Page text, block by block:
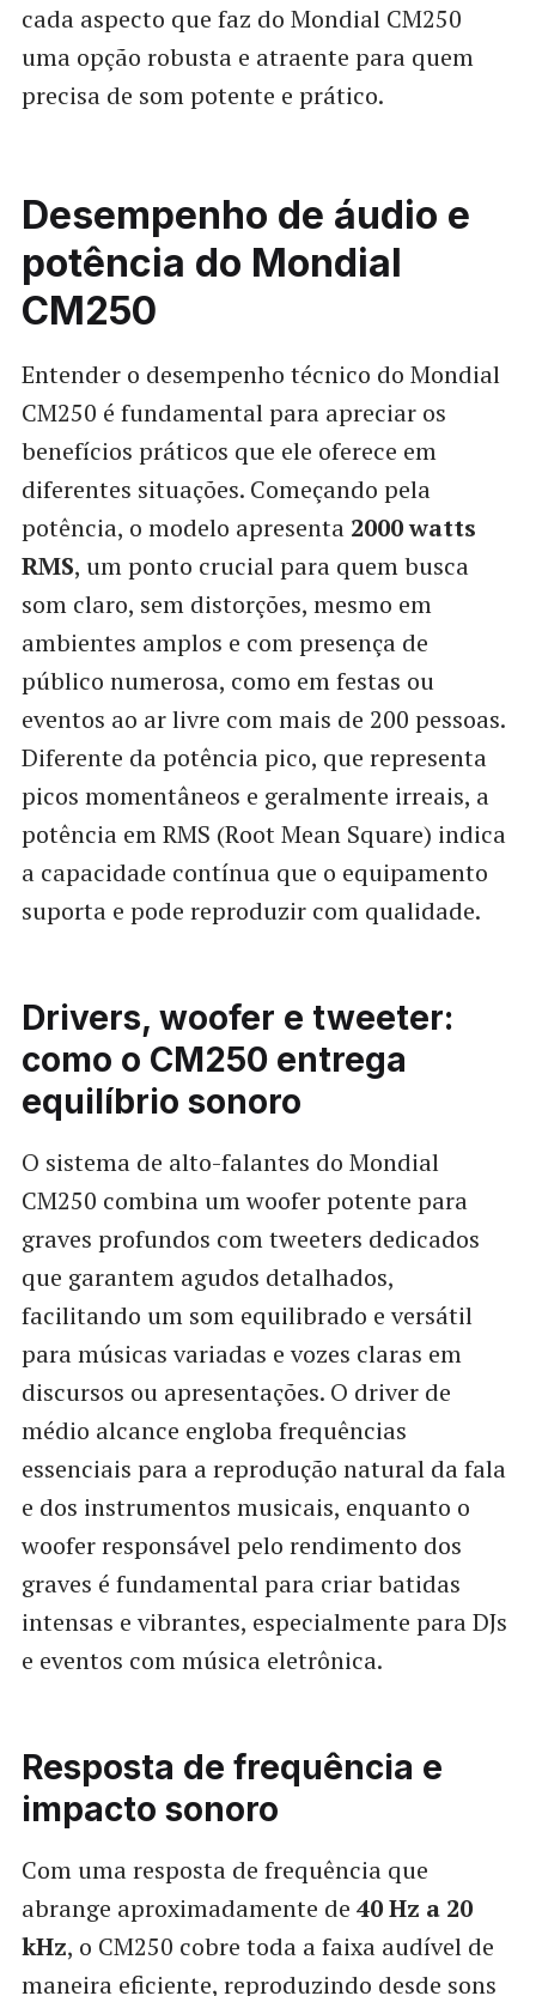
cada aspecto que faz do Mondial CM250
uma opção robusta e atraente para quem
precisa de som potente e prático.
Desempenho de áudio e
potência do Mondial
CM250
Entender o desempenho técnico do Mondial
CM250 é fundamental para apreciar os
benefícios práticos que ele oferece em
diferentes situações. Começando pela
potência, o modelo apresenta 2000 watts
RMS, um ponto crucial para quem busca
som claro, sem distorções, mesmo em
ambientes amplos e com presença de
público numerosa, como em festas ou
eventos ao ar livre com mais de 200 pessoas.
Diferente da potência pico, que representa
picos momentâneos e geralmente irreais, a
potência em RMS (Root Mean Square) indica
a capacidade contínua que o equipamento
suporta e pode reproduzir com qualidade.
Drivers, woofer e tweeter:
como o CM250 entrega
equilíbrio sonoro
O sistema de alto-falantes do Mondial
CM250 combina um woofer potente para
graves profundos com tweeters dedicados
que garantem agudos detalhados,
facilitando um som equilibrado e versátil
para músicas variadas e vozes claras em
discursos ou apresentações. O driver de
médio alcance engloba frequências
essenciais para a reprodução natural da fala
e dos instrumentos musicais, enquanto o
woofer responsável pelo rendimento dos
graves é fundamental para criar batidas
intensas e vibrantes, especialmente para DJs
e eventos com música eletrônica.
Resposta de frequência e
impacto sonoro
Com uma resposta de frequência que
abrange aproximadamente de 40 Hz a 20
kHz, o CM250 cobre toda a faixa audível de
maneira eficiente, reproduzindo desde sons